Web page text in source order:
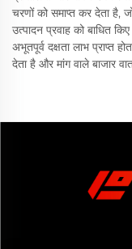
चरणों को समाप्त कर देता है,
उत्पादन प्रवाह को बाधित
अभूतपूर्व दक्षता लाभ प्राप्त
देता है और मांग वाले बाजार